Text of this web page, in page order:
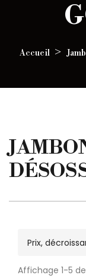
Accueil
Prix,
Affichage 1-5